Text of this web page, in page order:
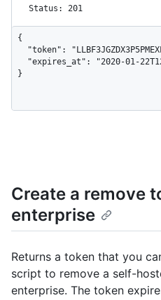
Status: 201
{
}
Create a remove
enterprise
Returns a token that you
script to remove a self-
enterprise. The token